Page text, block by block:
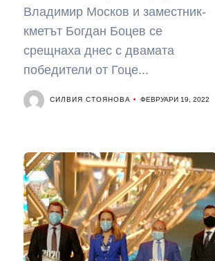
Владимир Москов и заместник-
кметът Богдан Боцев се
срещнаха днес с двамата
победители от Гоце...
СИЛВИЯ СТОЯНОВА ФЕВРУАРИ 19, 2022